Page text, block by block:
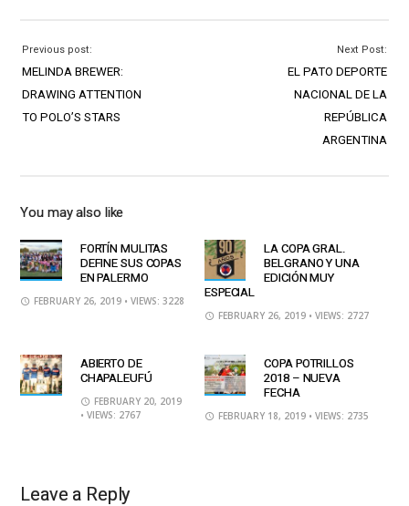
Previous post:
MELINDA BREWER:
DRAWING ATTENTION
TO POLO’S STARS
Next Post:
EL PATO DEPORTE
NACIONAL DE LA
REPÚBLICA
ARGENTINA
You may also like
FORTÍN MULITAS
DEFINE SUS COPAS
EN PALERMO
FEBRUARY 26, 2019 • VIEWS: 3228
LA COPA GRAL.
BELGRANO Y UNA
EDICIÓN MUY
ESPECIAL
FEBRUARY 26, 2019 • VIEWS: 2727
ABIERTO DE
CHAPALEUFÚ
FEBRUARY 20, 2019
• VIEWS: 2767
COPA POTRILLOS
2018 – NUEVA
FECHA
FEBRUARY 18, 2019 • VIEWS: 2735
Leave a Reply